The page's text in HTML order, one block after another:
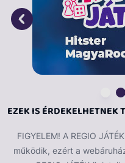
EZEK IS ÉRDEKELHETNEK
FIGYELEM! A REGIO
működik, ezért a